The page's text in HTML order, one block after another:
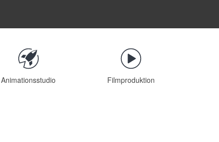
Animationsstudio Filmproduktion